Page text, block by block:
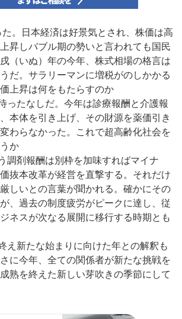
。日本経済は好景気とされ、株価は高
昇しバブル期の勢いと言われても国民
（いぬ）年の今年、株式相場の格言は
うだ。サラリーマンに増税がのしかかる
上昇は何をもたらすのか
ったなしだ。今年は診療報酬と介護報
本体を引き上げ、その財源を薬価引き
わらなかった。これで超高齢化社会を
か
調剤報酬は別枠を加味すればマイナ
抜本改革が経営を直撃する。それだけ
しいとの言葉が聞かれる。確かにその
、過去の制度疲労がピークに達し、従
ネスが次なる展開に移行する時期とも
え新たな始まりに向けた年との解釈も
に今年、全ての関係者が新たな挑戦を
熟を終えた新しい芽吹きの季節にして